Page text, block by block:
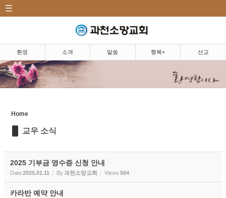
환영 소개 말씀 행복+ 선교
Home
교우 소식
2025 기부금 영수증 신청 안내
Date2025.01.11 By과천소망교회 Views 504
카라반 예약 안내
소개|Introduction
말씀|Message
교우 소식
소망뉴스/주보
소망 앨범
소망 TV
Sketchbook5, 스케치북5
Sketchbook5, 스케치북5